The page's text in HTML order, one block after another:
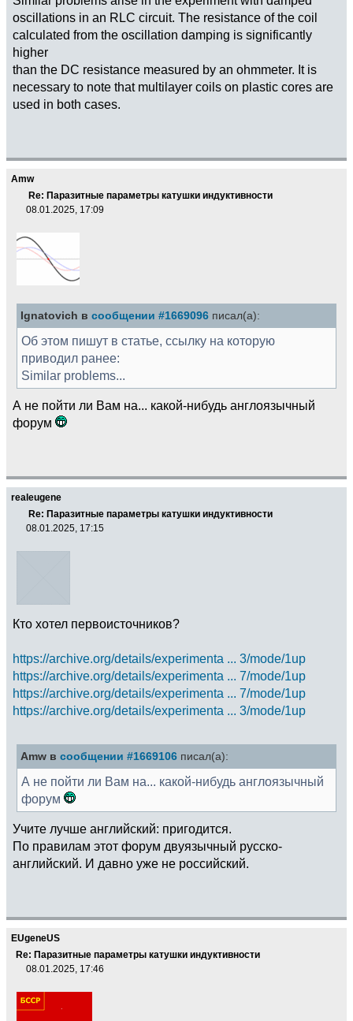
oscillations in an RLC circuit. The resistance of the coil
calculated from the oscillation damping is significantly
higher
than the DC resistance measured by an ohmmeter. It is
necessary to note that multilayer coils on plastic cores are
used in both cases.
Amw
Re: Паразитные параметры катушки индуктивности
08.01.2025, 17:09
Ignatovich в сообщении #1669096 писал(а):
Об этом пишут в статье, ссылку на которую
приводил ранее:
Similar problems...
А не пойти ли Вам на... какой-нибудь англоязычный
форум
realeugene
Re: Паразитные параметры катушки индуктивности
08.01.2025, 17:15
Кто хотел первоисточников?
https://archive.org/details/experimenta ... 3/mode/1up
https://archive.org/details/experimenta ... 7/mode/1up
https://archive.org/details/experimenta ... 7/mode/1up
https://archive.org/details/experimenta ... 3/mode/1up
Amw в сообщении #1669106 писал(а):
А не пойти ли Вам на... какой-нибудь англоязычный
форум
Учите лучше английский: пригодится.
По правилам этот форум двуязычный русско-
английский. И давно уже не российский.
EUgeneUS
Re: Паразитные параметры катушки индуктивности
08.01.2025, 17:46